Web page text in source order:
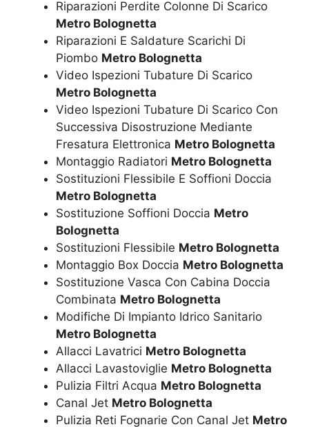
Riparazioni Perdite Colonne Di Scarico
Metro Bolognetta
Riparazioni E Saldature Scarichi Di
Piombo Metro Bolognetta
Video Ispezioni Tubature Di Scarico
Metro Bolognetta
Video Ispezioni Tubature Di Scarico Con
Successiva Disostruzione Mediante
Fresatura Elettronica Metro Bolognetta
Montaggio Radiatori Metro Bolognetta
Sostituzioni Flessibile E Soffioni Doccia
Metro Bolognetta
Sostituzione Soffioni Doccia Metro
Bolognetta
Sostituzioni Flessibile Metro Bolognetta
Montaggio Box Doccia Metro Bolognetta
Sostituzione Vasca Con Cabina Doccia
Combinata Metro Bolognetta
Modifiche Di Impianto Idrico Sanitario
Metro Bolognetta
Allacci Lavatrici Metro Bolognetta
Allacci Lavastoviglie Metro Bolognetta
Pulizia Filtri Acqua Metro Bolognetta
Canal Jet Metro Bolognetta
Pulizia Reti Fognarie Con Canal Jet Metro